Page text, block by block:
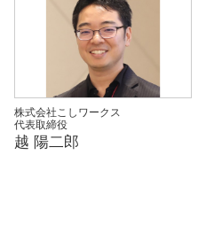
株式会社こしワークス
代表取締役
越 陽二郎